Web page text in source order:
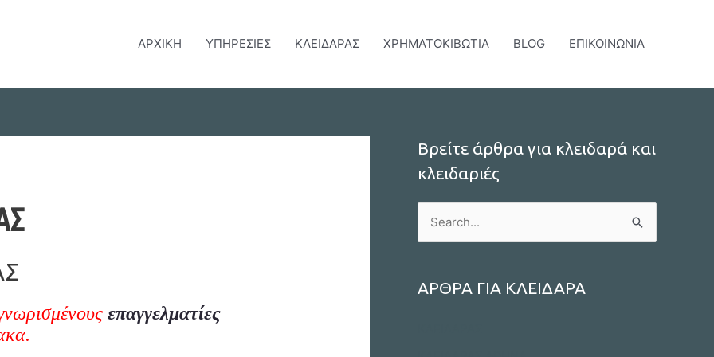
ΑΡΧΙΚΗ ΥΠΗΡΕΣΙΕΣ ΚΛΕΙΔΑΡΑΣ ΧΡΗΜΑΤΟΚΙΒΩΤΙΑ BLOG ΕΠΙΚΟΙΝΩΝΙΑ
επαγγελματίες
Βρείτε άρθρα για κλειδαρά και
κλειδαριές
r
ΑΡΘΡΑ ΓΙΑ ΚΛΕΙΔΑΡΑ